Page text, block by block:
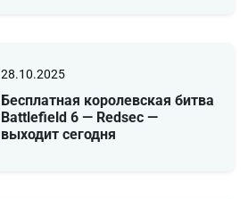
28.10.2025
Бесплатная королевская битва
Battlefield 6 — Redsec —
выходит сегодня